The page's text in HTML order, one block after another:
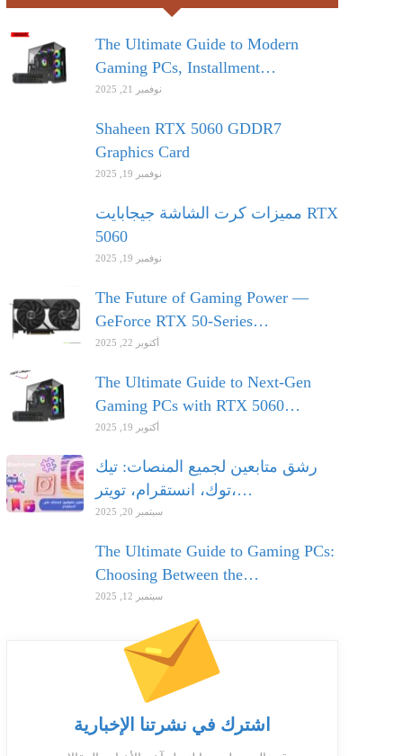
The Ultimate Guide to Modern
Gaming PCs, Installment…
نوفمبر 21, 2025
Shaheen RTX 5060 GDDR7
Graphics Card
نوفمبر 19, 2025
مميزات كرت الشاشة جيجابايت RTX
5060
نوفمبر 19, 2025
The Future of Gaming Power —
GeForce RTX 50-Series…
أكتوبر 22, 2025
The Ultimate Guide to Next-Gen
Gaming PCs with RTX 5060…
أكتوبر 19, 2025
رشق متابعين لجميع المنصات: تيك
توك، انستقرام، تويتر،…
سبتمبر 20, 2025
The Ultimate Guide to Gaming PCs:
Choosing Between the…
سبتمبر 12, 2025
اشترك في نشرتنا الإخبارية